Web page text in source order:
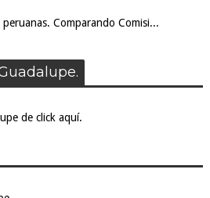
Comparando Comisi...
de click aquí.